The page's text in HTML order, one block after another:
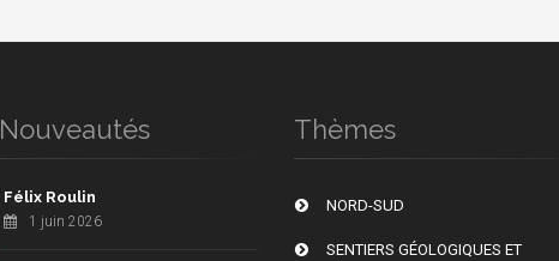
Félix Roulin
1 juin 2026
Thèmes
NORD-SUD
SENTIERS GÉOLOGIQUES ET